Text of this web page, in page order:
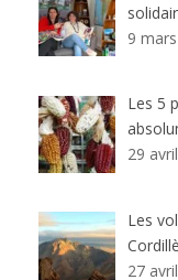
9
Les 5
29
Les
27